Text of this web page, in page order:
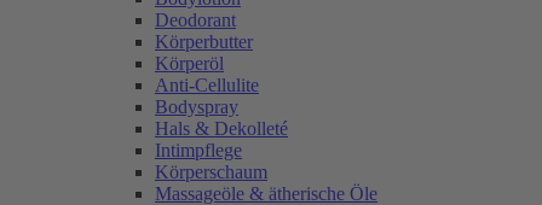
Deodorant
Körperbutter
Körperöl
Anti-Cellulite
Bodyspray
Hals & Dekolleté
Intimpflege
Körperschaum
Massageöle & ätherische Öle